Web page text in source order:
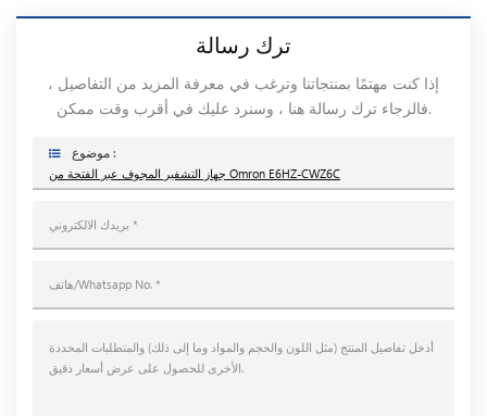
ترك رسالة
إذا كنت مهتمًا بمنتجاتنا وترغب في معرفة المزيد من التفاصيل ،
فالرجاء ترك رسالة هنا ، وسنرد عليك في أقرب وقت ممكن.
موضوع :
جهاز التشفير المجوف عبر الفتحة من Omron E6HZ-CWZ6C